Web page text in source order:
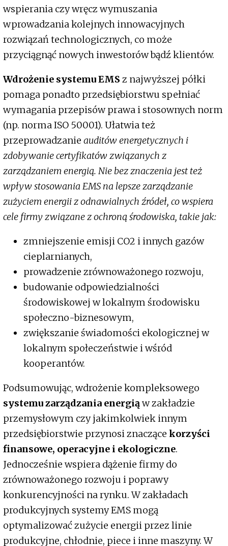
wspierania czy wręcz wymuszania
wprowadzania kolejnych innowacyjnych
rozwiązań technologicznych, co może
przyciągnąć nowych inwestorów bądź klientów.
Wdrożenie systemu EMS z najwyższej półki
pomaga ponadto przedsiębiorstwu spełniać
wymagania przepisów prawa i stosownych norm
(np. norma ISO 50001). Ułatwia też
przeprowadzanie auditów energetycznych i
zdobywanie certyfikatów związanych z
zarządzaniem energią. Nie bez znaczenia jest też
wpływ stosowania EMS na lepsze zarządzanie
zużyciem energii z odnawialnych źródeł, co wspiera
cele firmy związane z ochroną środowiska, takie jak:
zmniejszenie emisji CO2 i innych gazów
cieplarnianych,
prowadzenie zrównoważonego rozwoju,
budowanie odpowiedzialności
środowiskowej w lokalnym środowisku
społeczno-biznesowym,
zwiększanie świadomości ekologicznej w
lokalnym społeczeństwie i wśród
kooperantów.
Podsumowując, wdrożenie kompleksowego
systemu zarządzania energiąw zakładzie
przemysłowym czy jakimkolwiek innym
przedsiębiorstwie przynosi znaczące korzyści
finansowe, operacyjne i ekologiczne.
Jednocześnie wspiera dążenie firmy do
zrównoważonego rozwoju i poprawy
konkurencyjności na rynku. W zakładach
produkcyjnych systemy EMS mogą
optymalizować zużycie energii przez linie
produkcyjne, chłodnie, piece i inne maszyny. W